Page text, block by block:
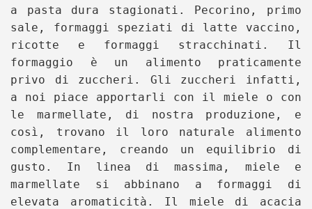
a pasta dura stagionati. Pecorino, primo
sale, formaggi speziati di latte vaccino,
ricotte e formaggi stracchinati. Il
formaggio è un alimento praticamente
privo di zuccheri. Gli zuccheri infatti,
a noi piace apportarli con il miele o con
le marmellate, di nostra produzione, e
così, trovano il loro naturale alimento
complementare, creando un equilibrio di
gusto. In linea di massima, miele e
marmellate si abbinano a formaggi di
elevata aromaticità. Il miele di acacia